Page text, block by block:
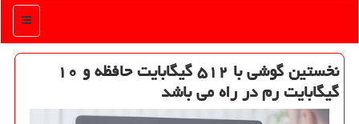
منو
نخستین گوشی با ۵۱۲ گیگابایت حافظه و ۱۰
گیگابایت رم در راه می باشد